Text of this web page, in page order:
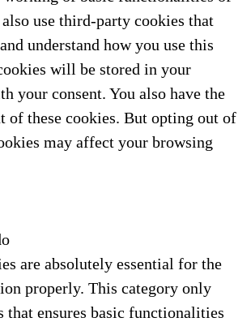
use third-party cookies that
understand how you use this
will be stored in your
your consent. You also have the
of these cookies. But opting out of
may affect your browsing
are absolutely essential for the
properly. This category only
that ensures basic functionalities